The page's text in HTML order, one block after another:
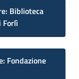
Biblioteca
Forlì
Fondazione